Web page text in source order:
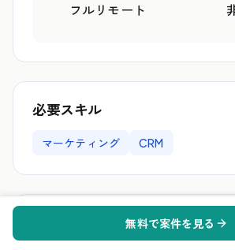
フルリモート
必要スキル
マーケティング CRM
無料で案件を見る